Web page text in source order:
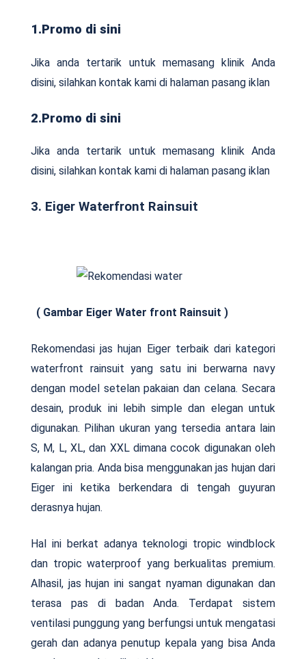
1.Promo di sini
Jika anda tertarik untuk memasang klinik Anda
disini, silahkan kontak kami di halaman pasang iklan
2.Promo di sini
Jika anda tertarik untuk memasang klinik Anda
disini, silahkan kontak kami di halaman pasang iklan
3. Eiger Waterfront Rainsuit
( Gambar Eiger Water front Rainsuit )
Rekomendasi jas hujan Eiger terbaik dari kategori
waterfront rainsuit yang satu ini berwarna navy
dengan model setelan pakaian dan celana. Secara
desain, produk ini lebih simple dan elegan untuk
digunakan. Pilihan ukuran yang tersedia antara lain
S, M, L, XL, dan XXL dimana cocok digunakan oleh
kalangan pria. Anda bisa menggunakan jas hujan dari
Eiger ini ketika berkendara di tengah guyuran
derasnya hujan.
Hal ini berkat adanya teknologi tropic windblock
dan tropic waterproof yang berkualitas premium.
Alhasil, jas hujan ini sangat nyaman digunakan dan
terasa pas di badan Anda. Terdapat sistem
ventilasi punggung yang berfungsi untuk mengatasi
gerah dan adanya penutup kepala yang bisa Anda